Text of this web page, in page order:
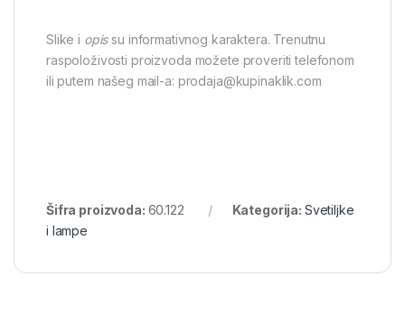
Slike i opissu informativnog karaktera. Trenutnu
raspoloživosti proizvoda možete proveriti telefonom
ili putem našeg mail-a: prodaja@kupinaklik.com
Šifra proizvoda: 60.122 Kategorija: Svetiljke
i lampe